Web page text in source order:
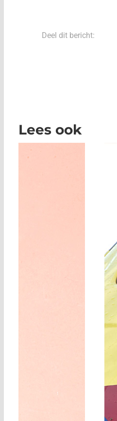
Deel dit bericht:
Lees ook